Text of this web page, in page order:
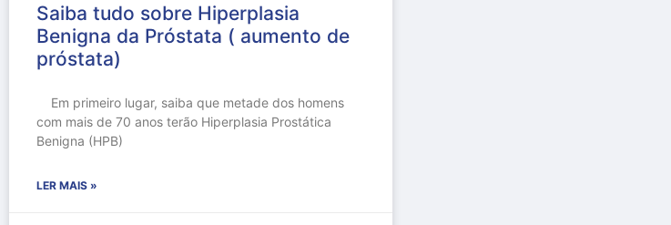
Saiba tudo sobre Hiperplasia
Benigna da Próstata ( aumento de
próstata)
Em primeiro lugar, saiba que metade dos homens
com mais de 70 anos terão Hiperplasia Prostática
Benigna (HPB)
LER MAIS »